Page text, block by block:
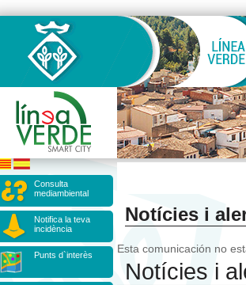
Consulta
mediambiental
Notifica la teva
incidència
Punts d`interès
Notícies i
Esta comunicación no
Notícies i